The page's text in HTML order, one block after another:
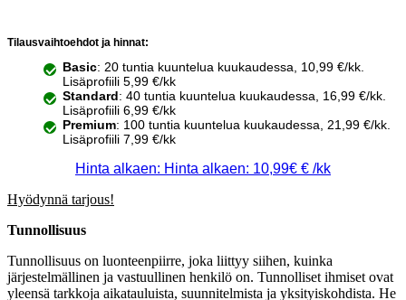
Tilausvaihtoehdot ja hinnat:
Basic: 20 tuntia kuuntelua kuukaudessa, 10,99 €/kk.
Lisäprofiili 5,99 €/kk
Standard: 40 tuntia kuuntelua kuukaudessa, 16,99 €/kk.
Lisäprofiili 6,99 €/kk
Premium: 100 tuntia kuuntelua kuukaudessa, 21,99 €/kk.
Lisäprofiili 7,99 €/kk
Hinta alkaen: Hinta alkaen: 10,99€ € /kk
Hyödynnä tarjous!
Tunnollisuus
Tunnollisuus on luonteenpiirre, joka liittyy siihen, kuinka
järjestelmällinen ja vastuullinen henkilö on. Tunnolliset ihmiset ovat
yleensä tarkkoja aikatauluista, suunnitelmista ja yksityiskohdista. He